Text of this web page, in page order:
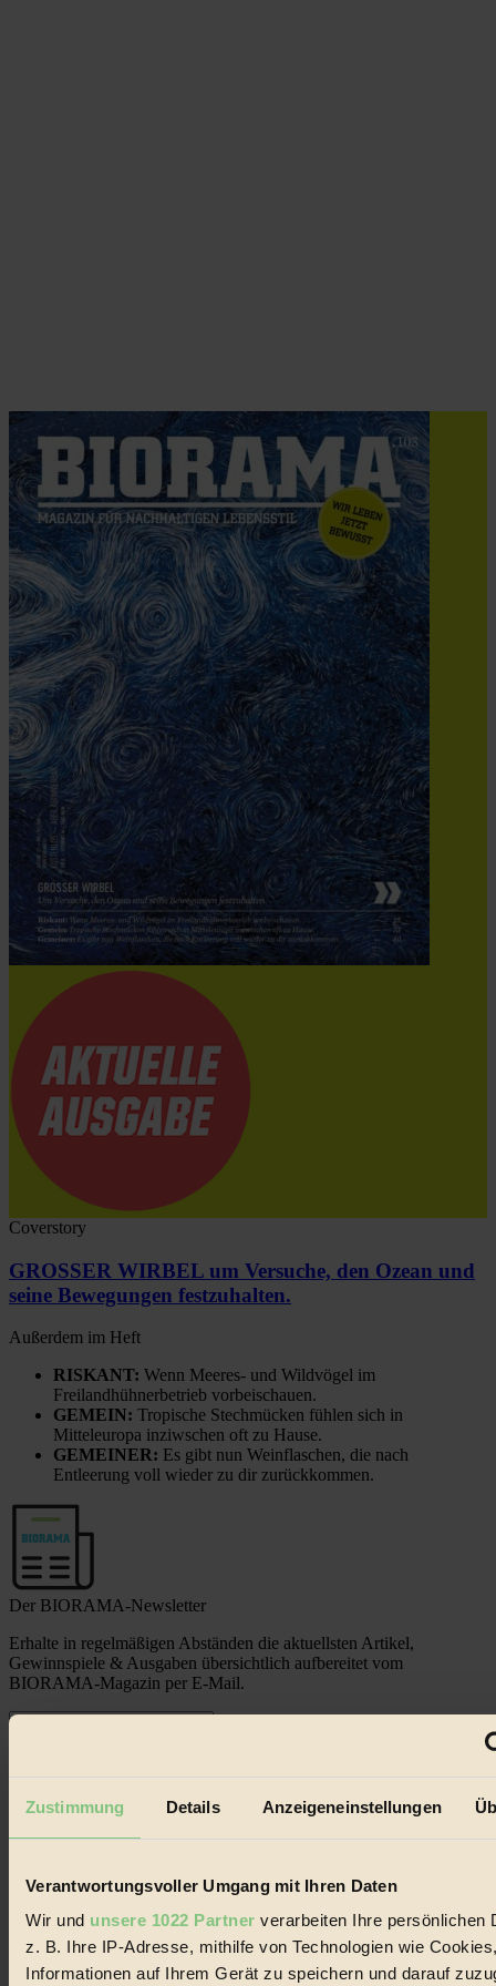
Zustimmung Details Anzeigeneinstellungen
Verantwortungsvoller Umgang mit Ihren Daten
Wir und unsere 1022 Partner verarbeiten Ihre persönlichen
z. B. Ihre IP-Adresse, mithilfe von Technologien wie
Informationen auf Ihrem Gerät zu speichern und darauf
Coverstory
GROSSER WIRBEL um Versuche, den Ozean und
seine Bewegungen festzuhalten.
Außerdem im Heft
RISKANT: Wenn Meeres- und Wildvögel im
Freilandhühnerbetrieb vorbeischauen.
GEMEIN: Tropische Stechmücken fühlen sich in
Mitteleuropa inziwschen oft zu Hause.
GEMEINER: Es gibt nun Weinflaschen, die nach
Entleerung voll wieder zu dir zurückkommen.
Der BIORAMA-Newsletter
Erhalte in regelmäßigen Abständen die aktuellsten Artikel,
Gewinnspiele & Ausgaben übersichtlich aufbereitet vom
BIORAMA-Magazin per E-Mail.
Impressum & Disclaimer
Datenschutz